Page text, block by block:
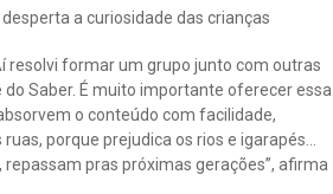
a curiosidade das crianças
resolvi formar um grupo junto com outras
Saber. É muito importante oferecer essa
o conteúdo com facilidade,
porque prejudica os rios e igarapés…
pras próximas gerações”, afirma